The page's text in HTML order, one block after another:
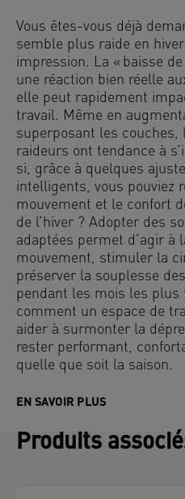
Vous êtes-vous déjà
semble plus raide en hiver
impression. La « baisse
une réaction bien réelle
elle peut rapidement
travail. Même en
superposant les couches,
raideurs ont tendance à
si, grâce à quelques
intelligents, vous pouviez
mouvement et le confort
de l’hiver ? Adopter des
adaptées permet d’agir à
mouvement, stimuler la
préserver la souplesse
pendant les mois les plus
comment un espace de
aider à surmonter la
rester performant,
quelle que soit la saison.
EN SAVOIR PLUS
Produits